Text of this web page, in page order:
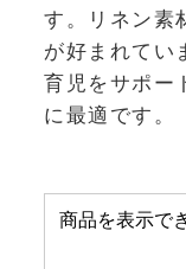
す。リネン素
が好まれてい
育児をサポー
に最適です。